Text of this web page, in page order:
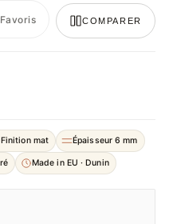
Favoris COMPARER
Finition mat Épaisseur 6 mm
Made in EU · Dunin